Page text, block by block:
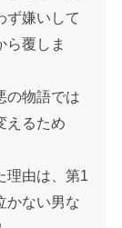
ず嫌いして
ら覆しま
の物語では
えるため
理由は、第1
かない男な